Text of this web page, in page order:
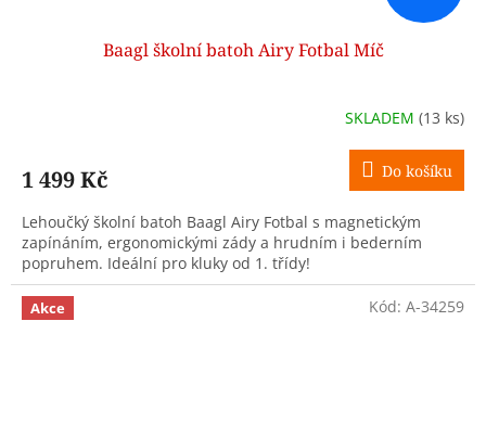
Baagl školní batoh Airy Fotbal Míč
SKLADEM (13 ks)
1 499 Kč Do košíku
Lehoučký školní batoh Baagl Airy Fotbal s magnetickým
zapínáním, ergonomickými zády a hrudním i bederním
popruhem. Ideální pro kluky od 1. třídy!
Akce Kód: A-34259